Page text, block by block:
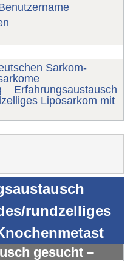
Sarkom-
Erfahrungsaustausch
Liposarkom mit
rundzelliges
gesucht –